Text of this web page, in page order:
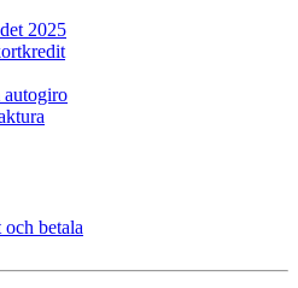
2025
autogiro
betala